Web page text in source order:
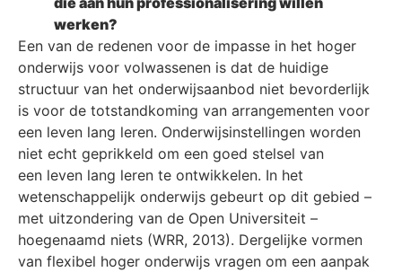
werken?
Een van de redenen voor de impasse in het hoger
onderwijs voor volwassenen is dat de huidige
structuur van het onderwijsaanbod niet bevorderlijk
is voor de totstandkoming van arrangementen voor
een leven lang leren. Onderwijsinstellingen worden
niet echt geprikkeld om een goed stelsel van
een leven lang leren te ontwikkelen. In het
wetenschappelijk onderwijs gebeurt op dit gebied –
met uitzondering van de Open Universiteit –
hoegenaamd niets (WRR, 2013). Dergelijke vormen
van flexibel hoger onderwijs vragen om een aanpak